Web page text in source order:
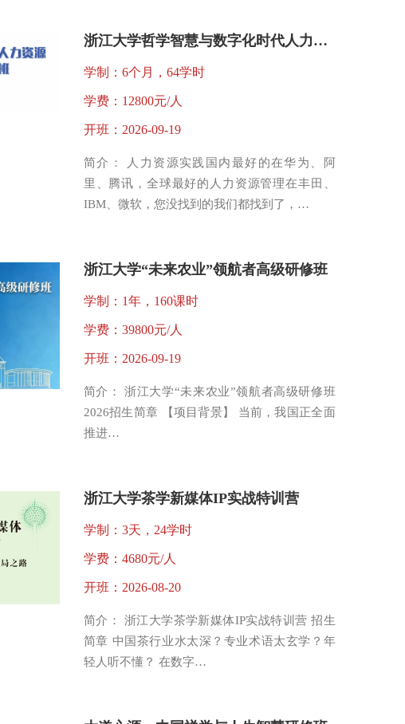
浙江大学哲学智慧与数字化时代人力资源高质量发展研修班
学制：6个月，64学时
学费：12800元/人
开班：2026-09-19
简介： 人力资源实践国内最好的在华为、阿
里、腾讯，全球最好的人力资源管理在丰田、
IBM、微软，您没找到的我们都找到了，…
浙江大学“未来农业”领航者高级研修班
学制：1年，160课时
学费：39800元/人
开班：2026-09-19
简介： 浙江大学“未来农业”领航者高级研修班
2026招生简章 【项目背景】 当前，我国正全面
推进…
浙江大学茶学新媒体IP实战特训营
学制：3天，24学时
学费：4680元/人
开班：2026-08-20
简介： 浙江大学茶学新媒体IP实战特训营 招生
简章 中国茶行业水太深？专业术语太玄学？年
轻人听不懂？ 在数字…